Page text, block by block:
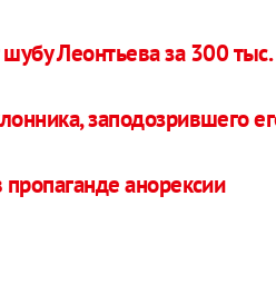
Леонтьева за 300 тыс.
заподозрившего
анорексии